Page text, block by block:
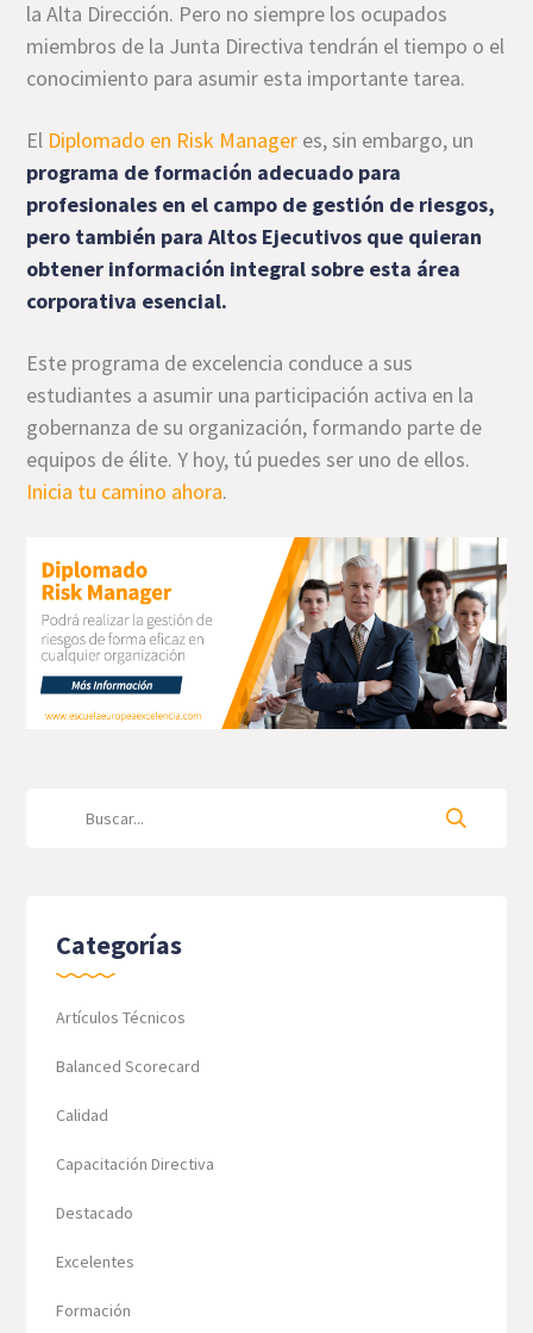
la Alta Dirección. Pero no siempre los ocupados
miembros de la Junta Directiva tendrán el tiempo o el
conocimiento para asumir esta importante tarea.
El Diplomado en Risk Manager es, sin embargo, un
programa de formación adecuado para
profesionales en el campo de gestión de riesgos,
pero también para Altos Ejecutivos que quieran
obtener información integral sobre esta área
corporativa esencial.
Este programa de excelencia conduce a sus
estudiantes a asumir una participación activa en la
gobernanza de su organización, formando parte de
equipos de élite. Y hoy, tú puedes ser uno de ellos.
Inicia tu camino ahora.
Categorías
Artículos Técnicos
Balanced Scorecard
Calidad
Capacitación Directiva
Destacado
Excelentes
Formación